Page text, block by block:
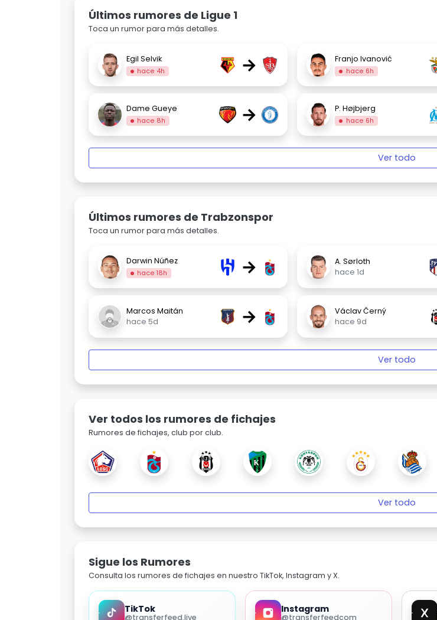
Últimos rumores de Ligue 1
Toca un rumor para más detalles.
Egil Selvik
hace 4h → Franjo Ivanović
hace 6h
Dame Gueye
hace 8h → P. Højbjerg
hace 6h
Ver todo
Últimos rumores de Trabzonspor
Toca un rumor para más detalles.
Darwin Núñez
hace 18h →
A. Sørloth
hace 1d
Marcos Maitán
hace 5d
→
Václav Černý
hace 9d
Ver todo
Ver todos los rumores de fichajes
Rumores de fichajes, club por club.
Ver todo
Sigue los Rumores
Consulta los rumores de fichajes en nuestro TikTok, Instagram y X.
TikTok
@transferfeed.live
Instagram
@transferfeedcom